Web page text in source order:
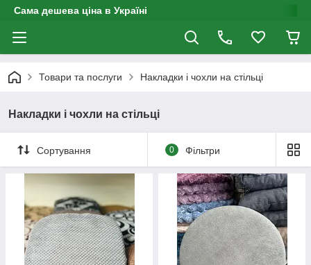
Сама дешева ціна в Україні
Товари та послуги Накладки і чохли на стільці
Накладки і чохли на стільці
Сортування 0 Фільтри